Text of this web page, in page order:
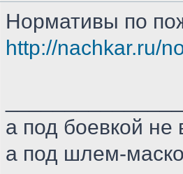
Нормативы по
http://nachkar.ru/
а под боевкой не
а под шлем-